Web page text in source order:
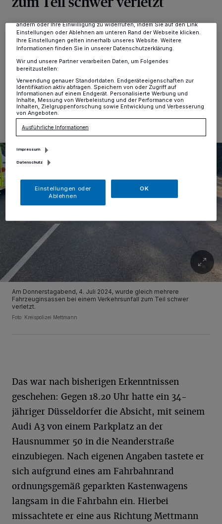
Erkrath·Am Donnerstagabend, 4. Juli, wurden drei
Insassen bei einem Unfall in Erkrath zum Teil schwer
verletzt. An den zwei beteiligten Fahrzeugen entstand
hoher Sachschaden.
05.07.2024 , 13:19 Uhr Eine Minute Lesezeit
Am Donnerstagabend, 4. Juli 2024, wurde gleich mehrere
Fahrzeuginsassen bei einem Verkehrsunfall zum Teil schwer
verletzt.
Foto: Kreispolizei Mettmann
Das war nach bisherigen Erkenntnissen
geschehen: Gegen 18.20 Uhr hatte ein 34-
jähriger Düsseldorfer die Absicht, mit seinem
Audi A3 von einem Parkplatz an der
Hausnummer 50 in die Neanderstraße
einzubiegen. Nach eigenen Angaben tastete er
sich aufgrund eines am Fahrbahnrand
ordnungsgemäß geparkten Kastenwagens
langsam in die Fahrbahn ein. Hierbei
missachtete er eine aus Richtung Mettmann
Anzeigen möglicherweise nicht mehr so relevant für Sie. Sie können
ändern oder Ihre Einwilligung zu widerrufen, indem Sie auf den Link
Einstellungen oder Ablehnen am unteren Rand der Webseite klicken.
Ihre Einstellungen gelten innerhalb unseres Website. Weitere
Informationen finden Sie in unserer Datenschutzerklärung.
Wir und unsere Partner verarbeiten Daten, um Folgendes
bereitzustellen:
Verwendung genauer Standortdaten. Endgeräteeigenschaften zur
Identifikation aktiv abfragen. Speichern von oder Zugriff auf
Informationen auf einem Endgerät. Personalisierte Werbung und
Inhalte, Messung von Werbeleistung und der Performance von
Inhalten, Zielgruppenforschung sowie Entwicklung und Verbesserung
von Angeboten.
Ausführliche Informationen
Impressum
Datenschutz
Einstellungen oder
Ablehnen
OK